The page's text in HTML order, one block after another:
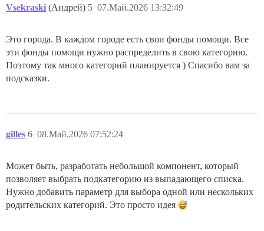
Vsekraski (Андрей) 07.Май.2026 13:32:49
5
Это города. В каждом городе есть свои фонды помощи. Все
эти фонды помощи нужно распределить в свою категорию.
Поэтому так много категорий планируется ) Спасибо вам за
подсказки.
gilles 08.Май.2026 07:52:24
6
Может быть, разработать небольшой компонент, который
позволяет выбрать подкатегорию из выпадающего списка.
Нужно добавить параметр для выбора одной или нескольких
родительских категорий. Это просто идея